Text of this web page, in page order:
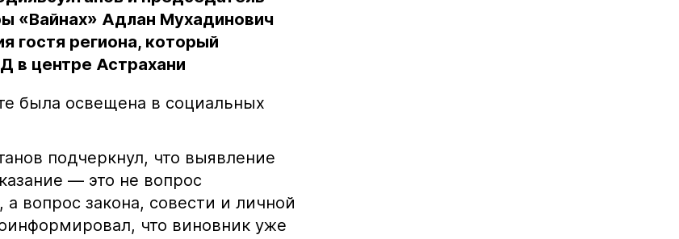
«Вайнах» Адлан Мухадинович
гостя региона, который
в центре Астрахани
была освещена в социальных
подчеркнул, что выявление
— это не вопрос
вопрос закона, совести и личной
что виновник уже